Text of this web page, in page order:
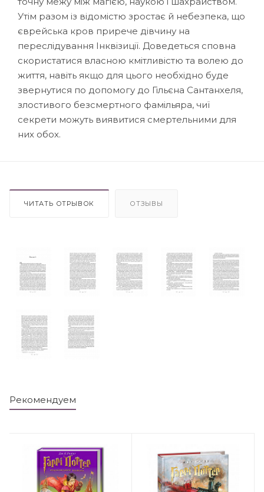
Утім разом із відомістю зростає й небезпека, що
єврейська кров прирече дівчину на
переслідування Інквізиції. Доведеться сповна
скористатися власною кмітливістю та волею до
життя, навіть якщо для цього необхідно буде
звернутися по допомогу до Гільєна Сантанхеля,
злостивого безсмертного фамільяра, чиї
секрети можуть виявитися смертельними для
них обох.
ЧИТАТЬ ОТРЫВОК ОТЗЫВЫ
Рекомендуем